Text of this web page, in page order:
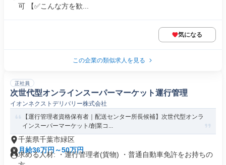
可 【✅こんな方を歓...
気になる
この企業の類似求人を見る
正社員
次世代型オンラインスーパーマーケット運行管理
イオンネクストデリバリー株式会社
【運行管理者資格保有者｜配送センター所長候補】次世代型オンラ
インスーパーマーケット/創業コ...
千葉県千葉市緑区
月給36万円～50万円
求める人材: ・運行管理者(貨物) ・普通自動車免許をお持ちの